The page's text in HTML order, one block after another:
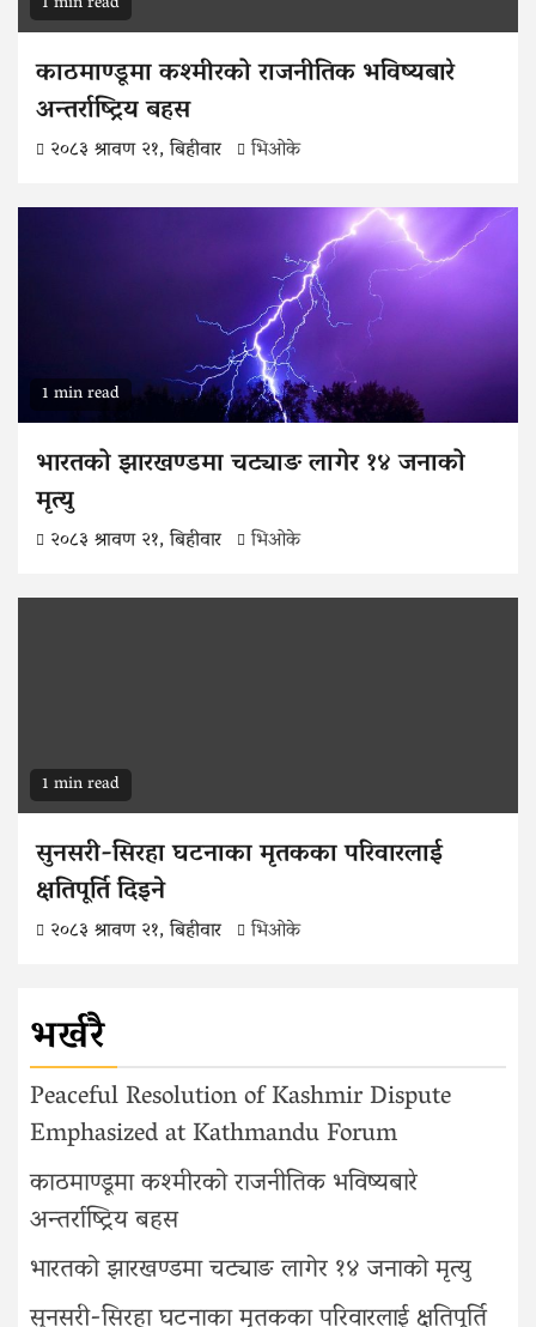
काठमाण्डूमा कश्मीरको राजनीतिक भविष्यबारे
अन्तर्राष्ट्रिय बहस
२०८३ श्रावण २१, बिहीवार भिओके
1 min read
भारतको झारखण्डमा चट्याङ लागेर १४ जनाको
मृत्यु
२०८३ श्रावण २१, बिहीवार भिओके
1 min read
सुनसरी-सिरहा घटनाका मृतकका परिवारलाई
क्षतिपूर्ति दिइने
२०८३ श्रावण २१, बिहीवार भिओके
भर्खरै
Peaceful Resolution of Kashmir Dispute
Emphasized at Kathmandu Forum
काठमाण्डूमा कश्मीरको राजनीतिक भविष्यबारे
अन्तर्राष्ट्रिय बहस
भारतको झारखण्डमा चट्याङ लागेर १४ जनाको मृत्यु